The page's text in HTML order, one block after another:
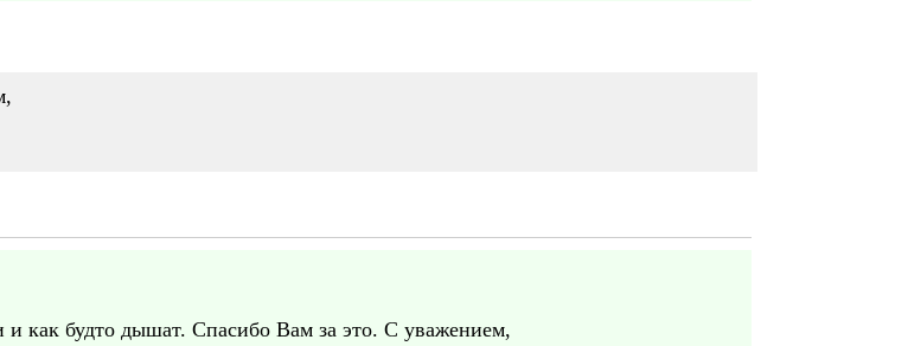
как будто дышат. Спасибо Вам за это. С уважением,